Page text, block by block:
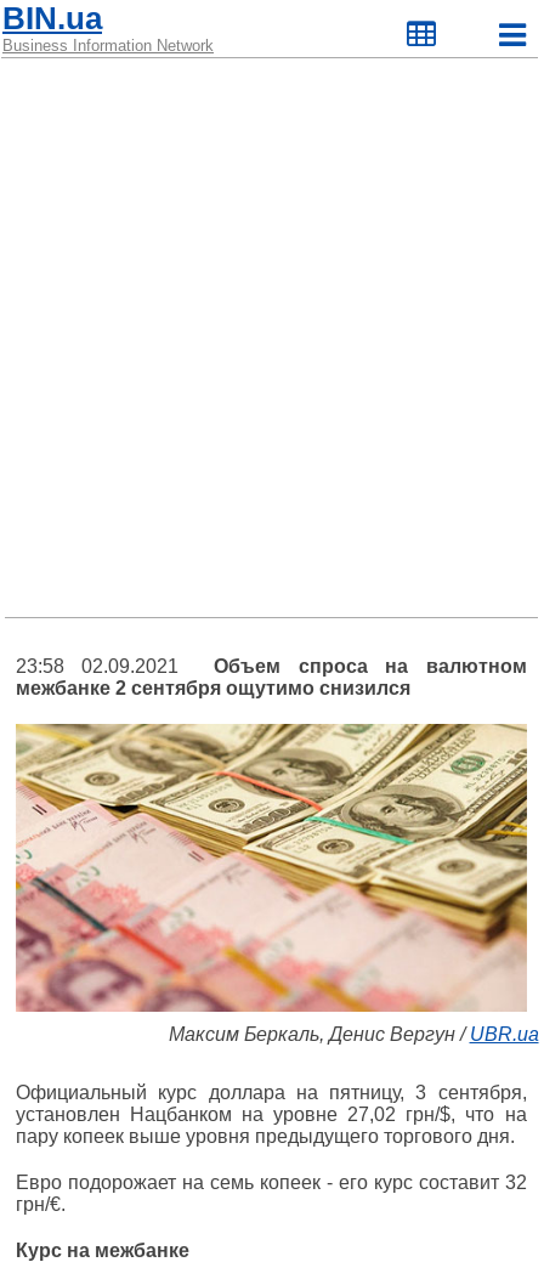
BIN.ua
Business Information Network
23:58 02.09.2021Объем спроса на валютном
межбанке 2 сентября ощутимо снизился
Максим Беркаль, Денис Вергун /UBR.ua
Официальный курс доллара на пятницу, 3 сентября,
установлен Нацбанком на уровне 27,02 грн/$, что на
пару копеек выше уровня предыдущего торгового дня.
Евро подорожает на семь копеек - его курс составит 32
грн/€.
Курс на межбанке